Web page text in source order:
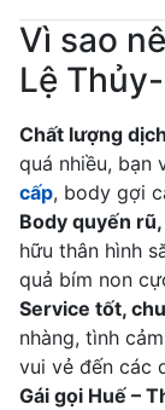
Vì sao
Lệ
Chất lượng
quá nhiều, bạn
cấp, body gợi
Body quyến
hữu thân hình
quả bím non
Service tốt,
nhàng, tình
vui vẻ đến các
Gái gọi Huế –